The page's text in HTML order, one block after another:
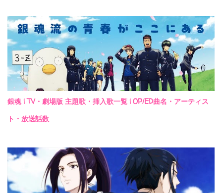
銀魂 | TV・劇場版 主題歌・挿入歌一覧 | OP/ED曲名・アーティス
ト・放送話数